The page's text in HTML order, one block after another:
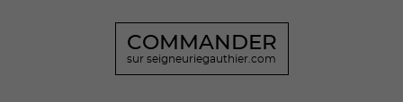
COMMANDER
sur seigneuriegauthier.com